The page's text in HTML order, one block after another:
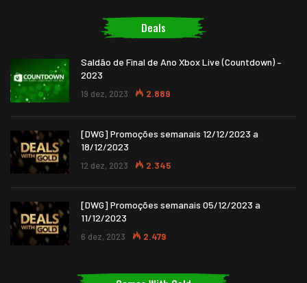
Deals
Saldão de Final de Ano Xbox Live (Countdown) –
2023
19 dez, 2023 2.889
[DWG] Promoções semanais 12/12/2023 a
18/12/2023
12 dez, 2023 2.345
[DWG] Promoções semanais 05/12/2023 a
11/12/2023
6 dez, 2023 2.479